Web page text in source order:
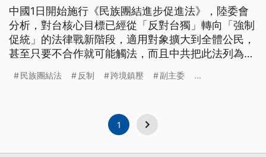
中國1日開始施行《民族團結進步促進法》，陸委會
分析，對台核心目標已經從「反對台獨」轉向「強制
促統」的法律戰新階段，適用對象擴大到全體公民，
甚至只要不合作就可能觸法，而且中共把此法列為準
泰宣示，將從預防、保護、反制3面向，成立政院層
民族團結法 反制 跨境鎮壓 副主委 ...
1